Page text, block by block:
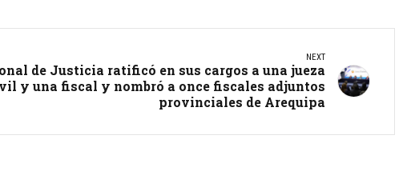
NEXT
de Justicia ratificó en sus cargos a una jueza
y una fiscal y nombró a once fiscales adjuntos
provinciales de Arequipa